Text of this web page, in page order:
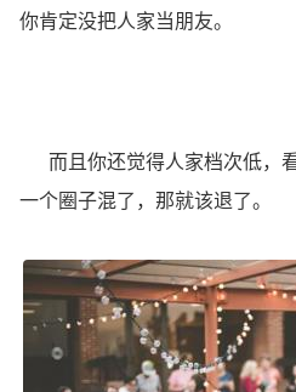
你肯定没把人家当朋友。
而且你还觉得人家档次低，
一个圈子混了，那就该退了。